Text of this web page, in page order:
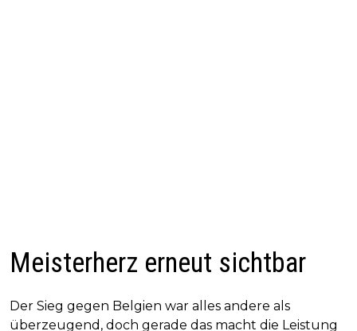
Meisterherz erneut sichtbar
Der Sieg gegen Belgien war alles andere als
überzeugend, doch gerade das macht die Leistung